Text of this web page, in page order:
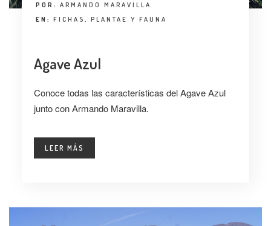
POR: ARMANDO MARAVILLA
EN: FICHAS , PLANTAE Y FAUNA
Agave Azul
Conoce todas las características del Agave Azul
junto con Armando Maravilla.
LEER MÁS